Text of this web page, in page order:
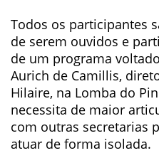
Todos os participantes
de serem ouvidos e
de um programa
Aurich de Camillis,
Hilaire, na Lomba do
necessita de maior
com outras secretarias
atuar de forma isolada.